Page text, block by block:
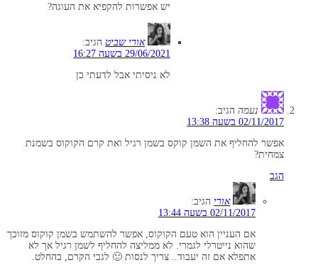
יש אפשרות להקפיא את העוגה?
אורי שביט הגיב:
29/06/2021 בשעה 16:27
לא ניסיתי אבל לדעתי כן
נעמה הגיב:
02/11/2017 בשעה 13:38
אפשר להחליף את השמן קוקס בשמן רגיל ואת קרם הקוקוס בשמנת
צמחית?
הגב
אורי הגיב:
02/11/2017 בשעה 13:44
אם העניין הוא טעם הקוקוס, אפשר להשתמש בשמן קוקוס מזוכך
שהוא נייטרלי לגמרי. לא ממליצה להחליף לשמן רגיל אך לא
אתפלא אם זה יעבוד.. צריך לנסות 🙂 לגבי הקרם, בהחלט.